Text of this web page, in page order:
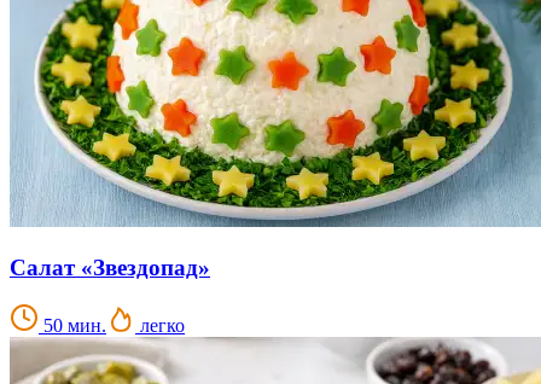
Салат «Звездопад»
50 мин. легко